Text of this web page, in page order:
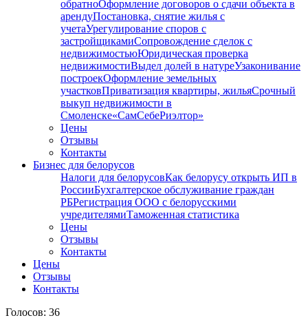
обратноОформление договоров о сдачи объекта в
арендуПостановка, снятие жилья с
учетаУрегулирование споров с
застройщикамиСопровождение сделок с
недвижимостьюЮридическая проверка
недвижимостиВыдел долей в натуреУзаконивание
построекОформление земельных
участковПриватизация квартиры, жильяСрочный
выкуп недвижимости в
Cмоленске«СамСебеРиэлтор»
Цены
Отзывы
Контакты
Бизнес для белорусов
Налоги для белорусовКак белорусу открыть ИП в
РоссииБухгалтерское обслуживание граждан
РБРегистрация ООО с белорусскими
учредителямиТаможенная статистика
Цены
Отзывы
Контакты
Цены
Отзывы
Контакты
Голосов: 36